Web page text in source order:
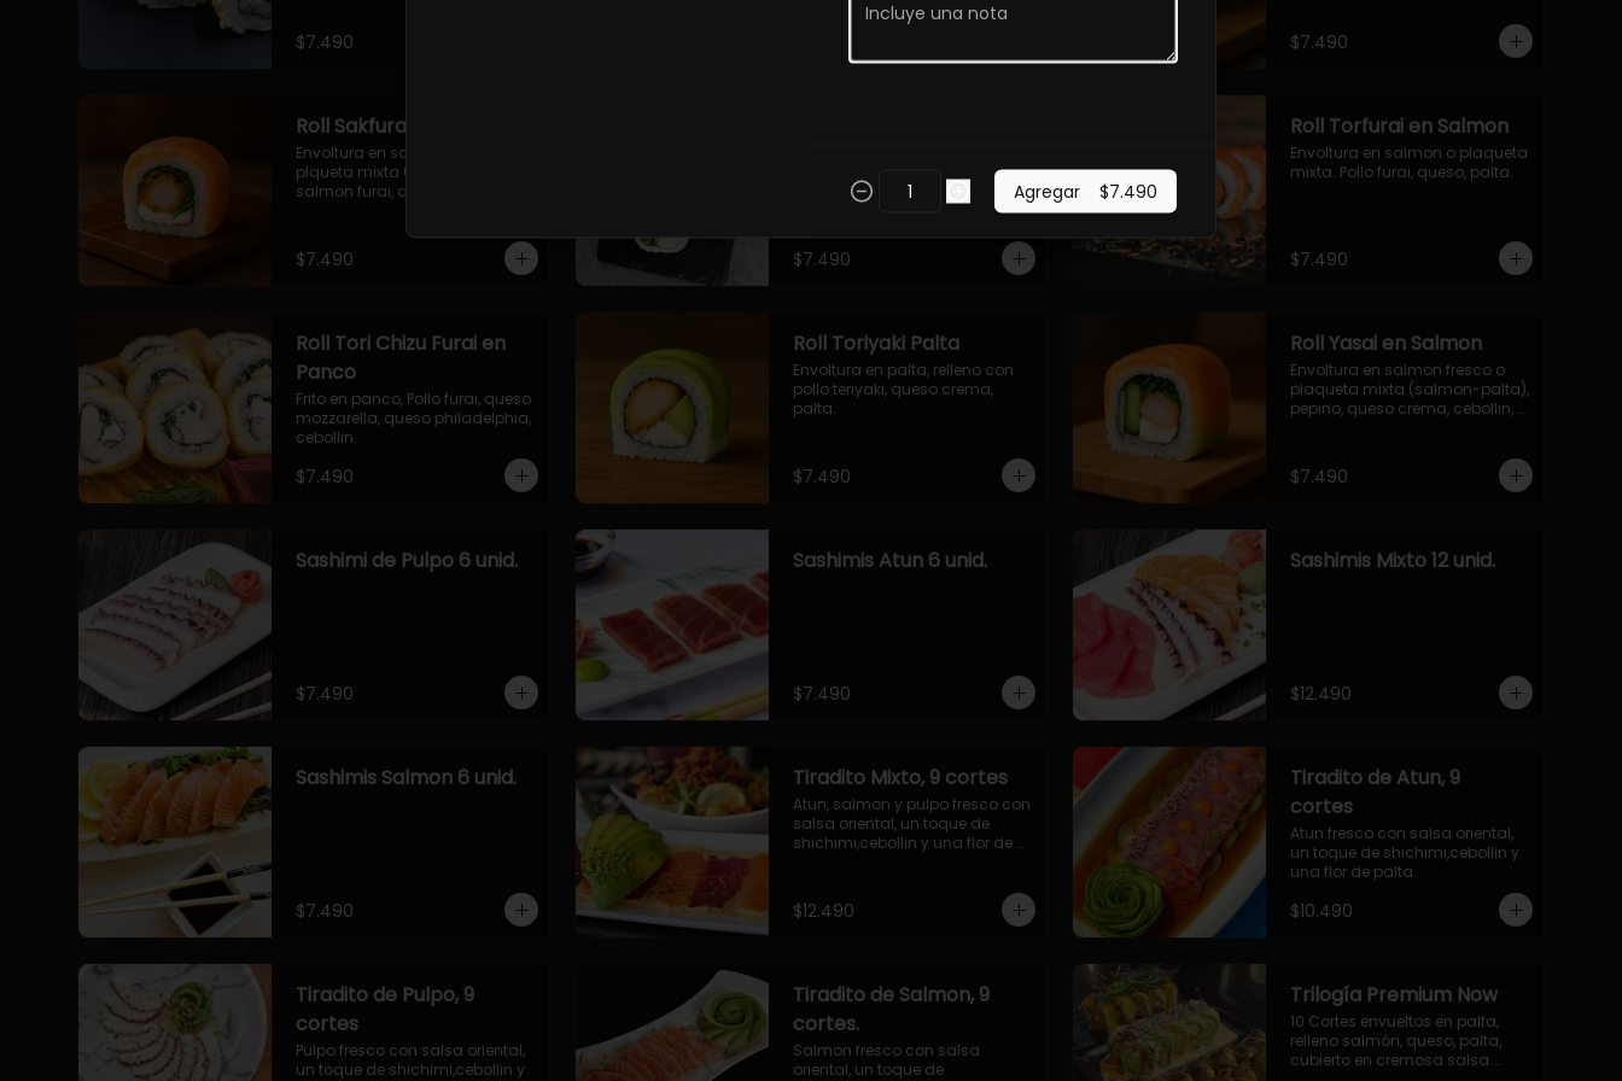
$7.490 $7.490
Roll Sakfurai en Salmon
Envoltura en salmon fresco o
plqueta mixta (salmon-palta),
salmon furai, queso crema,
$7.490
philadelphia. Pollo furai, palta,
cebollin.
$7.490
Roll Torfurai en Salmon
Envoltura en salmon o plaqueta
mixta. Pollo furai, queso, palta.
$7.490
Roll Tori Chizu Furai en
Panco
Frito en panco, Pollo furai, queso
mozzarella, queso philadelphia,
cebollin.
$7.490
Roll Toriyaki Palta
Envoltura en palta, relleno con
pollo teriyaki, queso crema,
palta.
$7.490
Roll Yasai en Salmon
Envoltura en salmon fresco o
plaqueta mixta (salmon-palta),
pepino, queso crema, cebollin,
$7.490
Sashimi de Pulpo 6 unid.
$7.490
Sashimis Atun 6 unid.
$7.490
Sashimis Mixto 12 unid.
$12.490
Sashimis Salmon 6 unid.
$7.490
Tiradito Mixto, 9 cortes
Atun, salmon y pulpo fresco con
salsa oriental, un toque de
shichimi,cebollin y una flor de
$12.490
Tiradito de Atun, 9
cortes
Atun fresco con salsa oriental,
un toque de shichimi,cebollin y
una flor de palta.
$10.490
Tiradito de Pulpo, 9
cortes
Pulpo fresco con salsa oriental,
un toque de shichimi,cebollin y
Tiradito de Salmon, 9
cortes.
Salmon fresco con salsa
oriental, un toque de
Trilogía Premium Now
10 Cortes envueltos en palta,
relleno salmón, queso, palta,
cubierto en cremosa salsa
Agregar $7.490